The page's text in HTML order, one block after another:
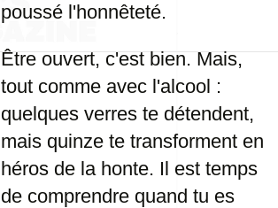
poussé l'honnêteté.
Être ouvert, c'est bien. Mais,
tout comme avec l'alcool :
quelques verres te détendent,
mais quinze te transforment en
héros de la honte. Il est temps
de comprendre quand tu es